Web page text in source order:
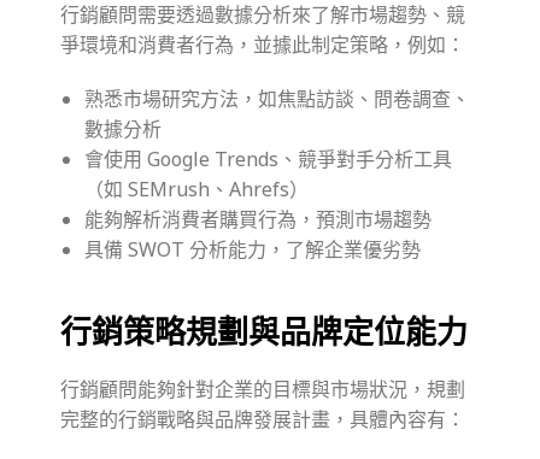
行銷顧問需要透過數據分析來了解市場趨勢、競
爭環境和消費者行為，並據此制定策略，例如：
熟悉市場研究方法，如焦點訪談、問卷調查、
數據分析
會使用 Google Trends、競爭對手分析工具
（如 SEMrush、Ahrefs）
能夠解析消費者購買行為，預測市場趨勢
具備 SWOT 分析能力，了解企業優劣勢
行銷策略規劃與品牌定位能力
行銷顧問能夠針對企業的目標與市場狀況，規劃
完整的行銷戰略與品牌發展計畫，具體內容有：